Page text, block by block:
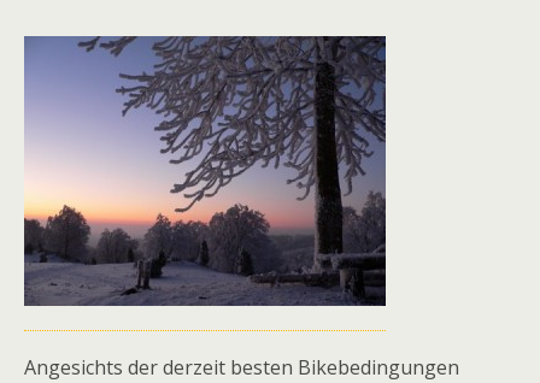
Angesichts der derzeit besten Bikebedingungen